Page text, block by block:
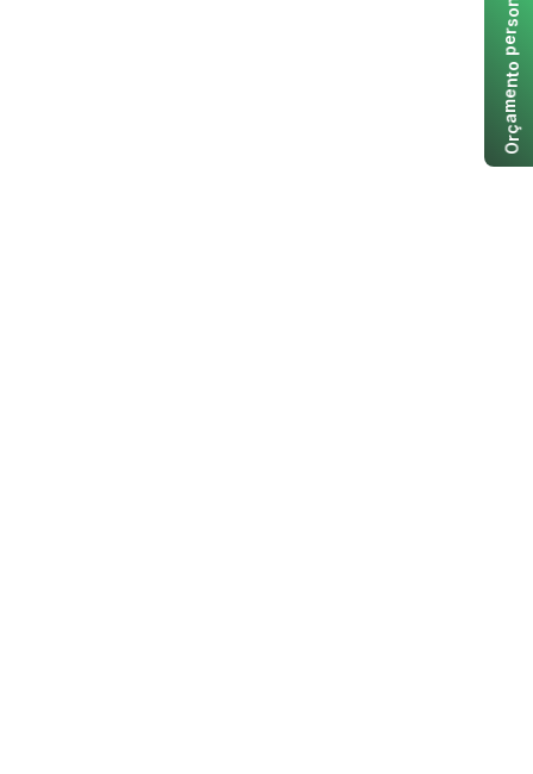
O
r
ç
a
m
e
n
t
o
p
e
r
s
o